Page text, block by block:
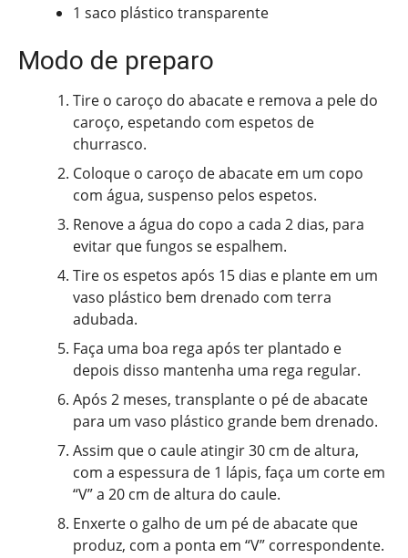
1 saco plástico transparente
Modo de preparo
Tire o caroço do abacate e remova a pele do
caroço, espetando com espetos de
churrasco.
Coloque o caroço de abacate em um copo
com água, suspenso pelos espetos.
Renove a água do copo a cada 2 dias, para
evitar que fungos se espalhem.
Tire os espetos após 15 dias e plante em um
vaso plástico bem drenado com terra
adubada.
Faça uma boa rega após ter plantado e
depois disso mantenha uma rega regular.
Após 2 meses, transplante o pé de abacate
para um vaso plástico grande bem drenado.
Assim que o caule atingir 30 cm de altura,
com a espessura de 1 lápis, faça um corte em
“V” a 20 cm de altura do caule.
Enxerte o galho de um pé de abacate que
produz, com a ponta em “V” correspondente.